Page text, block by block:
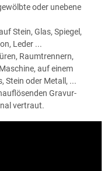
oder unebene
Stein, Glas, Spiegel,
Leder ...
Raumtrennern,
auf einem
Stein oder Metall, ...
Gravur-
vertraut.